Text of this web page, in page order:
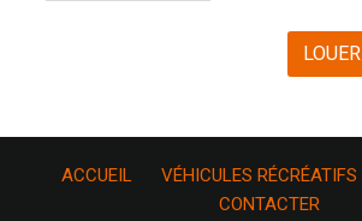
LOUER
ACCUEIL VÉHICULES RÉCRÉATIFS
CONTACTER